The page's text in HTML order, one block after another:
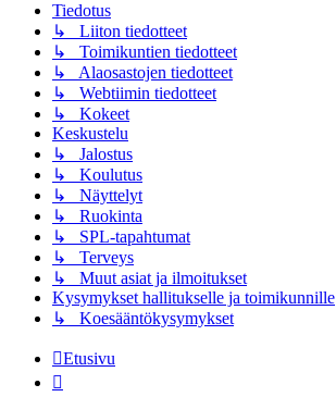
Tiedotus
↳ Liiton tiedotteet
↳ Toimikuntien tiedotteet
↳ Alaosastojen tiedotteet
↳ Webtiimin tiedotteet
↳ Kokeet
Keskustelu
↳ Jalostus
↳ Koulutus
↳ Näyttelyt
↳ Ruokinta
↳ SPL-tapahtumat
↳ Terveys
↳ Muut asiat ja ilmoitukset
Kysymykset hallitukselle ja toimikunnille
↳ Koesääntökysymykset
Etusivu